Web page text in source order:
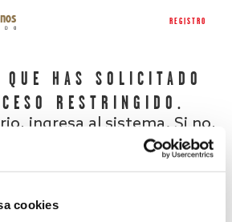
cookies
REGISTRO
HAS SOLICITADO
RESTRINGIDO.
ingresa al sistema. Si no,